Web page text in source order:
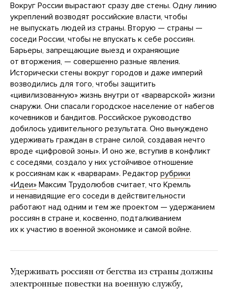
Вокруг России вырастают сразу две стены. Одну линию
укреплений возводят российские власти, чтобы
не выпускать людей из страны. Вторую — страны —
соседи России, чтобы не впускать к себе россиян.
Барьеры, запрещающие выезд и охраняющие
от вторжения, — совершенно разные явления.
Исторически стены вокруг городов и даже империй
возводились для того, чтобы защитить
«цивилизованную» жизнь внутри от «варварской» жизни
снаружи. Они спасали городское население от набегов
кочевников и бандитов. Российское руководство
добилось удивительного результата. Оно вынуждено
удерживать граждан в стране силой, создавая нечто
вроде «цифровой зоны». И оно же, вступив в конфликт
с соседями, создало у них устойчивое отношение
к россиянам как к «варварам». Редактор рубрики
«Идеи» Максим Трудолюбов считает, что Кремль
и ненавидящие его соседи в действительности
работают над одним и тем же проектом — удержанием
россиян в стране и, косвенно, подталкиванием
их к участию в военной экономике и самой войне.
Удерживать россиян от бегства из страны должны
электронные повестки на военную службу,